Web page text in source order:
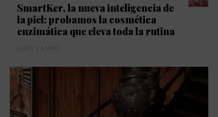
SmartKer, la nueva inteligencia de
la piel: probamos la cosmética
enzimática que eleva toda la rutina
JORDI CAMPO